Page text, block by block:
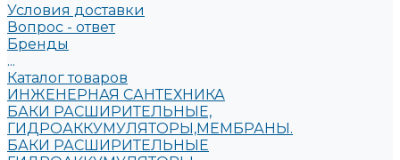
Условия доставки
Вопрос - ответ
Бренды
...
Каталог товаров
ИНЖЕНЕРНАЯ САНТЕХНИКА
БАКИ РАСШИРИТЕЛЬНЫЕ,
ГИДРОАККУМУЛЯТОРЫ,МЕМБРАНЫ.
БАКИ РАСШИРИТЕЛЬНЫЕ